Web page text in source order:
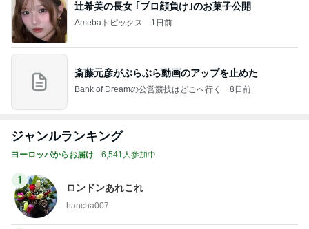
辻希美の長女 ｢プロ顔負け｣のお菓子公開
Amebaトピックス 1日前
斎藤元彦がぶらぶら動画のアップを止めた
Bank of Dreamの公営競技はどこへ行く 8日前
ジャンルランキング
ヨーロッパからお届け 6,541人参加中
1
ロンドンあれこれ
hancha007